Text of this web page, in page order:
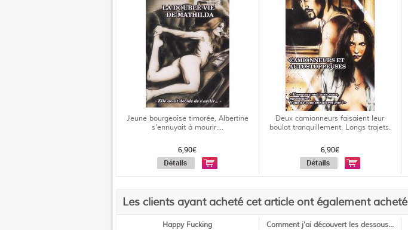
Jeune bourgeoise timorée, Albertine
s'ennuyait à mourir....
6,90€
Deux camionneurs faisaient leur
boulot tranquillement. Longs trajets.
6,90€
Les clients ayant acheté cet article ont également acheté
Happy Fucking Comment j'ai découvert les dessous...